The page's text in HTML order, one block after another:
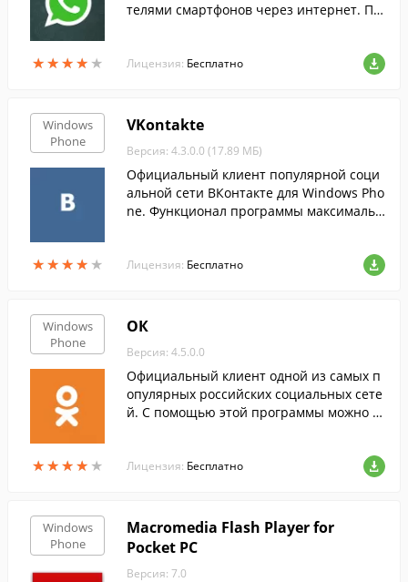
★★★★ ★
★★★★ ★
телями смартфонов через интернет. Пр
атно обмениваться сообщениями с конт
Лицензия: Бесплатно
Windows
Phone
★★★★ ★
★★★★ ★
VKontakte
Версия: 4.3.0.0 (17.89 МБ)
Официальный клиент популярной соци
альной сети ВКонтакте для Windows Pho
ne. Функционал программы максимальн
Лицензия: Бесплатно
Windows
Phone
★★★★ ★
★★★★ ★
ОК
Версия: 4.5.0.0
Официальный клиент одной из самых п
опулярных российских социальных сете
й. С помощью этой программы можно о
рез интернет.
Лицензия: Бесплатно
Windows
Phone
Macromedia Flash Player for
Pocket PC
Версия: 7.0